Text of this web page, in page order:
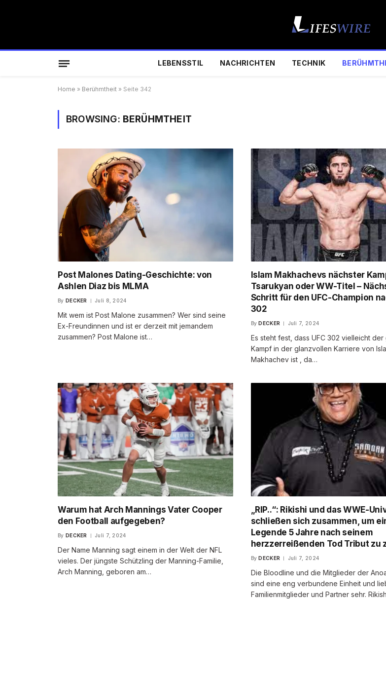
LEBENSSTIL NACHRICHTEN TECHNIK
Home » Berühmtheit » Seite 342
BROWSING: BERÜHMTHEIT
Post Malones Dating-Geschichte: von
Ashlen Diaz bis MLMA
By DECKER Juli 8, 2024
Mit wem ist Post Malone zusammen? Wer sind seine
Ex-Freundinnen und ist er derzeit mit jemandem
zusammen? Post Malone ist…
Islam Makhachevs nächster
Tsarukyan oder WW-Titel –
Schritt für den UFC-Champion
302
By DECKER Juli 7, 2024
Es steht fest, dass UFC 302 vielleicht der
Kampf in der glanzvollen Karriere von
Makhachev ist , da…
Warum hat Arch Mannings Vater Cooper
den Football aufgegeben?
By DECKER Juli 7, 2024
Der Name Manning sagt einem in der Welt der NFL
vieles. Der jüngste Schützling der Manning-Familie,
Arch Manning, geboren am…
„RIP..“: Rikishi und das WWE-
schließen sich zusammen, um
Legende 5 Jahre nach seinem
herzzerreißenden Tod Tribut zu
By DECKER Juli 7, 2024
Die Bloodline und die Mitglieder der
sind eine eng verbundene Einheit und
Familienmitglieder und Partner sehr.